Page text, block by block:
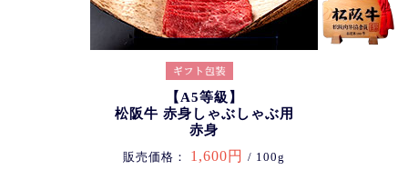
【A5等級】
松阪牛 赤身しゃぶしゃぶ用
赤身
販売価格： 1,600円 / 100g